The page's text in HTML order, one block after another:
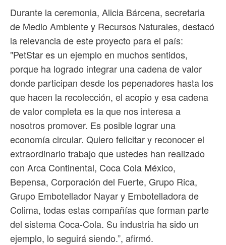
Durante la ceremonia, Alicia Bárcena, secretaria
de Medio Ambiente y Recursos Naturales, destacó
la relevancia de este proyecto para el país:
"PetStar es un ejemplo en muchos sentidos,
porque ha logrado integrar una cadena de valor
donde participan desde los pepenadores hasta los
que hacen la recolección, el acopio y esa cadena
de valor completa es la que nos interesa a
nosotros promover. Es posible lograr una
economía circular. Quiero felicitar y reconocer el
extraordinario trabajo que ustedes han realizado
con Arca Continental, Coca Cola México,
Bepensa, Corporación del Fuerte, Grupo Rica,
Grupo Embotellador Nayar y Embotelladora de
Colima, todas estas compañías que forman parte
del sistema Coca-Cola. Su industria ha sido un
ejemplo, lo seguirá siendo.”, afirmó.